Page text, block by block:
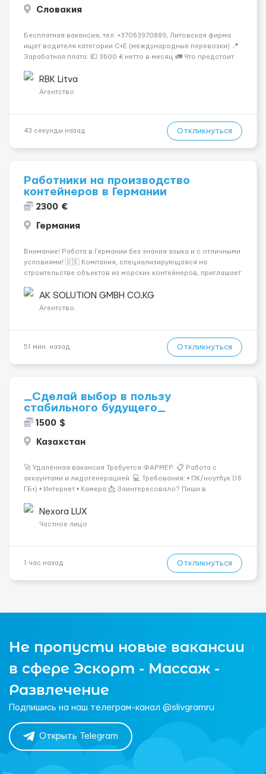
Словакия
Бесплатная вакансия, тел. +37063970889, Литовская фирма
ищет водителя категории C+E (международные перевозки) 📍
Заработная плата: 💶 3600 € нетто в месяц 🚛 Что предстоит
рефрижераторах. В среднем 400–500 км в день. Погрузки и
разгрузки...
RBK Litva
Агентство
43 секунды назад Откликнуться
Работники на производство
контейнеров в Германии
2300 €
Германия
Внимание! Работа в Германии без знания языка и с отличными
условиями! 🇩🇪 Компания, специализирующаяся на
строительстве объектов из морских контейнеров, приглашает
Монтажники ⚒ - Плиточники 🪜 - Сантехники 🚰 - Сварщики 🔧 -
Маляры 🎨 - Садовни...
AK SOLUTION GMBH CO.KG
Агентство
51 мин. назад Откликнуться
_Сделай выбор в пользу
стабильного будущего_
1500 $
Казахстан
🚀 Удалённая вакансия Требуется ФАРМЕР. 📋 Работа с
аккаунтами и лидогенерацией. 💻 Требования: • ПК/ноутбук (16
ГБ+) • Интернет • Камера 📩 Заинтересовало? Пиши в
Nexora LUX
Частное лицо
1 час назад Откликнуться
Не пропусти новые вакансии
в сфере Эскорт - Массаж -
Развлечение
Подпишись на наш телеграм-канал @slivgramru
Открыть Telegram